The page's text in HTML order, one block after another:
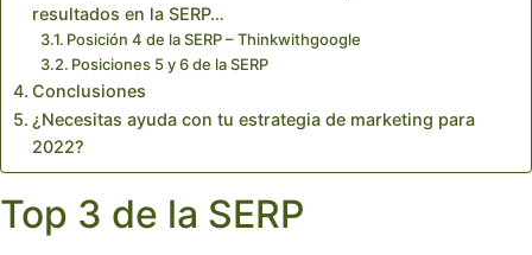
resultados en la SERP…
Posición 4 de la SERP – Thinkwithgoogle
Posiciones 5 y 6 de la SERP
Conclusiones
¿Necesitas ayuda con tu estrategia de marketing para
2022?
Top 3 de la SERP